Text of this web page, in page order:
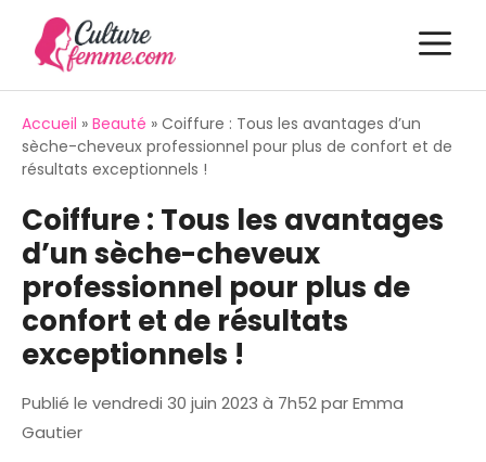
contenu
Accueil » Beauté » Coiffure : Tous les avantages d’un
sèche-cheveux professionnel pour plus de confort et de
résultats exceptionnels !
Coiffure : Tous les avantages
d’un sèche-cheveux
professionnel pour plus de
confort et de résultats
exceptionnels !
Publié le vendredi 30 juin 2023 à 7h52parEmma
Gautier